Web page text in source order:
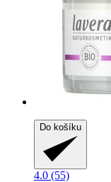
Do košíku
4.0 (55)